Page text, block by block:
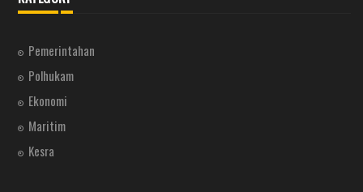
Pemerintahan
Polhukam
Ekonomi
Maritim
Kesra